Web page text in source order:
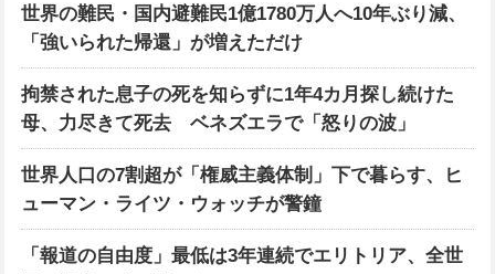
世界の難民・国内避難民1億1780万人へ10年ぶり減、
「強いられた帰還」が増えただけ
拘禁された息子の死を知らずに1年4カ月探し続けた
母、力尽きて死去 ベネズエラで「怒りの波」
世界人口の7割超が「権威主義体制」下で暮らす、ヒ
ューマン・ライツ・ウォッチが警鐘
「報道の自由度」最低は3年連続でエリトリア、全世